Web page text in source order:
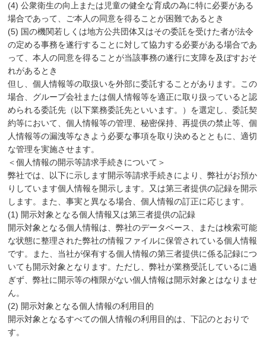
(4) 公衆衛生の向上または児童の健全な育成の為に特に必要がある
場合であって、ご本人の同意を得ることが困難であるとき
(5) 国の機関若しくは地方公共団体又はその委託を受けた者が法令
の定める事務を遂行することに対して協力する必要がある場合であ
って、本人の同意を得ることが当該事務の遂行に支障を及ぼすおそ
れがあるとき
但し、個人情報等の取扱いを外部に委託することがあります。この
場合、グループ会社または個人情報等を適正に取り扱っていると認
められる委託先（以下業務委託先といいます。）を選定し、委託契
約等において、個人情報等の管理、秘密保持、再提供の禁止等、個
人情報等の漏洩等なきよう必要な事項を取り決めるとともに、適切
な管理を実施させます。
＜個人情報の開示等請求手続きについて＞
弊社では、以下に示します開示等請求手続きにより、弊社がお預か
りしています個人情報を開示します。又は第三者提供の記録を開示
します。また、事実と異なる場合、個人情報の訂正に応じます。
(1) 開示対象となる個人情報又は第三者提供の記録
開示対象となる個人情報は、弊社のデータベース、または検索可能
な状態に整理された弊社の情報ファイルに保管されている個人情報
です。また、当社が保有する個人情報の第三者提供に係る記録につ
いても開示対象となります。ただし、弊社が業務受託しているに過
ぎず、弊社に開示等の権限がない個人情報は開示対象とはなりませ
ん。
(2) 開示対象となる個人情報の利用目的
開示対象となるすべての個人情報の利用目的は、下記のとおりで
す。